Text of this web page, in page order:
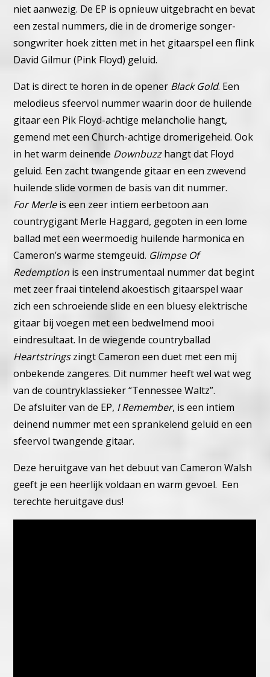
niet aanwezig. De EP is opnieuw uitgebracht en bevat
een zestal nummers, die in de dromerige songer-
songwriter hoek zitten met in het gitaarspel een flink
David Gilmur (Pink Floyd) geluid.
Dat is direct te horen in de opener Black Gold. Een
melodieus sfeervol nummer waarin door de huilende
gitaar een Pik Floyd-achtige melancholie hangt,
gemend met een Church-achtige dromerigeheid.Ook
in het warm deinende Downbuzzhangt dat Floyd
geluid. Een zacht twangende gitaar en een zwevend
huilende slide vormen de basis van dit nummer.
For Merleis een zeer intiem eerbetoon aan
countrygigant Merle Haggard, gegoten in een lome
ballad met een weermoedig huilende harmonica en
Cameron’s warme stemgeuid. Glimpse Of
Redemption is een instrumentaal nummer dat begint
met zeer fraai tintelend akoestisch gitaarspel waar
zich een schroeiende slide en een bluesy elektrische
gitaar bij voegen met een bedwelmend mooi
eindresultaat. In de wiegende countryballad
Heartstringszingt Cameron een duet met een mij
onbekende zangeres. Dit nummer heeft wel wat weg
van de countryklassieker “Tennessee Waltz”.
De afsluiter van de EP, I Remember, is een intiem
deinend nummer met een sprankelend geluid en een
sfeervol twangende gitaar.
Deze heruitgave van het debuut van Cameron Walsh
geeft je een heerlijk voldaan en warm gevoel. Een
terechte heruitgave dus!